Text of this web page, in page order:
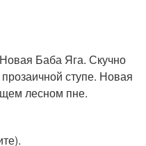
Баба Яга. Скучно
ступе. Новая
лесном пне.